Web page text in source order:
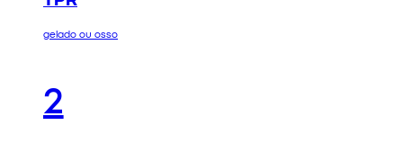
gelado ou osso
2